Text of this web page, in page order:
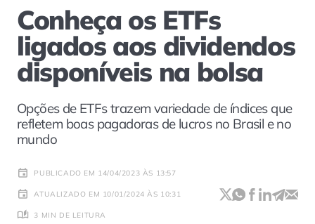
Conheça os ETFs
ligados aos dividendos
disponíveis na bolsa
Opções de ETFs trazem variedade de índices que
refletem boas pagadoras de lucros no Brasil e no
mundo
PUBLICADO EM 14/04/2023 ÀS 13:57
ATUALIZADO EM 10/01/2024 ÀS 10:31
3 MIN DE LEITURA